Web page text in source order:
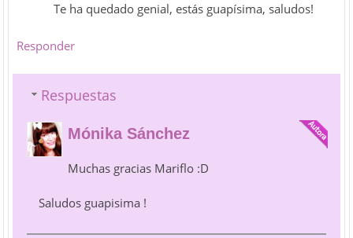
Te ha quedado genial, estás guapísima, saludos!
Responder
Respuestas
Mónika Sánchez
Muchas gracias Mariflo :D
Saludos guapisima !